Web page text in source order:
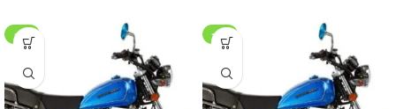
-6% -4%